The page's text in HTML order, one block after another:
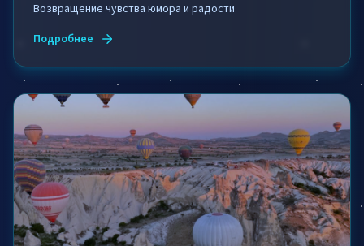
Возвращение чувства юмора и радости
Подробнее